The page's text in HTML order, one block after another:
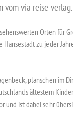
vom via reise verlag.
Orten für
zu jeder
planschen im
ältestem
und ist dabei sehr